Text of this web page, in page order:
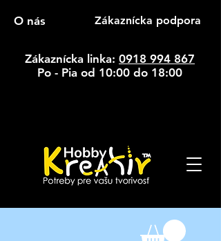
O nás Zákaznícka podpora
Zákaznícka linka: 0918 994 867
Po - Pia od 10:00 do 18:00